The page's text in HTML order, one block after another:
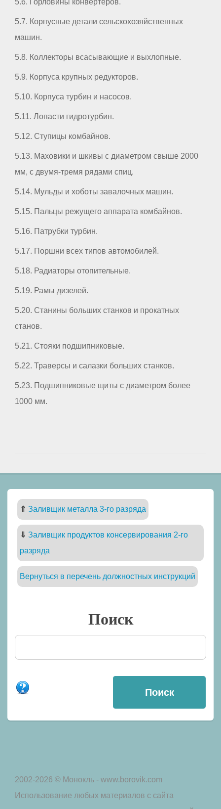
5.6. Горловины конвертеров.
5.7. Корпусные детали сельскохозяйственных
машин.
5.8. Коллекторы всасывающие и выхлопные.
5.9. Корпуса крупных редукторов.
5.10. Корпуса турбин и насосов.
5.11. Лопасти гидротурбин.
5.12. Ступицы комбайнов.
5.13. Маховики и шкивы с диаметром свыше 2000
мм, с двумя-тремя рядами спиц.
5.14. Мульды и хоботы завалочных машин.
5.15. Пальцы режущего аппарата комбайнов.
5.16. Патрубки турбин.
5.17. Поршни всех типов автомобилей.
5.18. Радиаторы отопительные.
5.19. Рамы дизелей.
5.20. Станины больших станков и прокатных
станов.
5.21. Стояки подшипниковые.
5.22. Траверсы и салазки больших станков.
5.23. Подшипниковые щиты с диаметром более
1000 мм.
⇑ Заливщик металла 3-го разряда
⇓ Заливщик продуктов консервирования 2-го
разряда
Вернуться в перечень должностных инструкций
Поиск
2002-2026 © Монокль - www.borovik.com
Использование любых материалов с сайта